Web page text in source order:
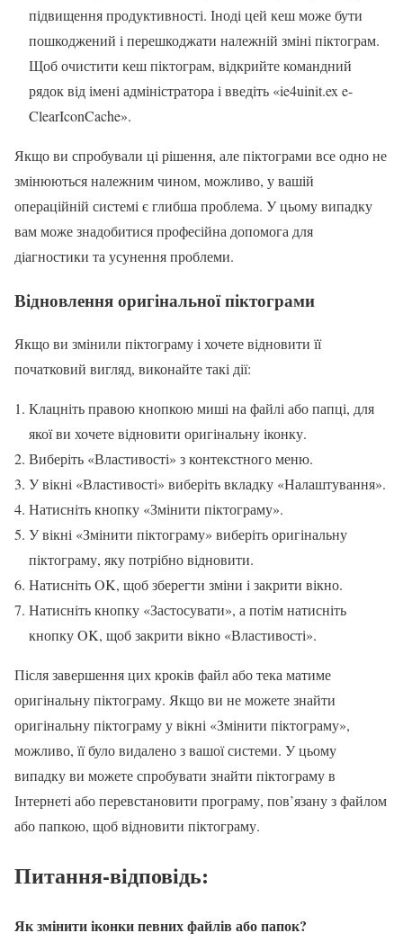
підвищення продуктивності. Іноді цей кеш може бути
пошкоджений і перешкоджати належній зміні піктограм.
Щоб очистити кеш піктограм, відкрийте командний
рядок від імені адміністратора і введіть «ie4uinit.ex e-
ClearIconCache».
Якщо ви спробували ці рішення, але піктограми все одно не
змінюються належним чином, можливо, у вашій
операційній системі є глибша проблема. У цьому випадку
вам може знадобитися професійна допомога для
діагностики та усунення проблеми.
Відновлення оригінальної піктограми
Якщо ви змінили піктограму і хочете відновити її
початковий вигляд, виконайте такі дії:
Клацніть правою кнопкою миші на файлі або папці, для
якої ви хочете відновити оригінальну іконку.
Виберіть «Властивості» з контекстного меню.
У вікні «Властивості» виберіть вкладку «Налаштування».
Натисніть кнопку «Змінити піктограму».
У вікні «Змінити піктограму» виберіть оригінальну
піктограму, яку потрібно відновити.
Натисніть OK, щоб зберегти зміни і закрити вікно.
Натисніть кнопку «Застосувати», а потім натисніть
кнопку OK, щоб закрити вікно «Властивості».
Після завершення цих кроків файл або тека матиме
оригінальну піктограму. Якщо ви не можете знайти
оригінальну піктограму у вікні «Змінити піктограму»,
можливо, її було видалено з вашої системи. У цьому
випадку ви можете спробувати знайти піктограму в
Інтернеті або перевстановити програму, пов’язану з файлом
або папкою, щоб відновити піктограму.
Питання-відповідь:
Як змінити іконки певних файлів або папок?